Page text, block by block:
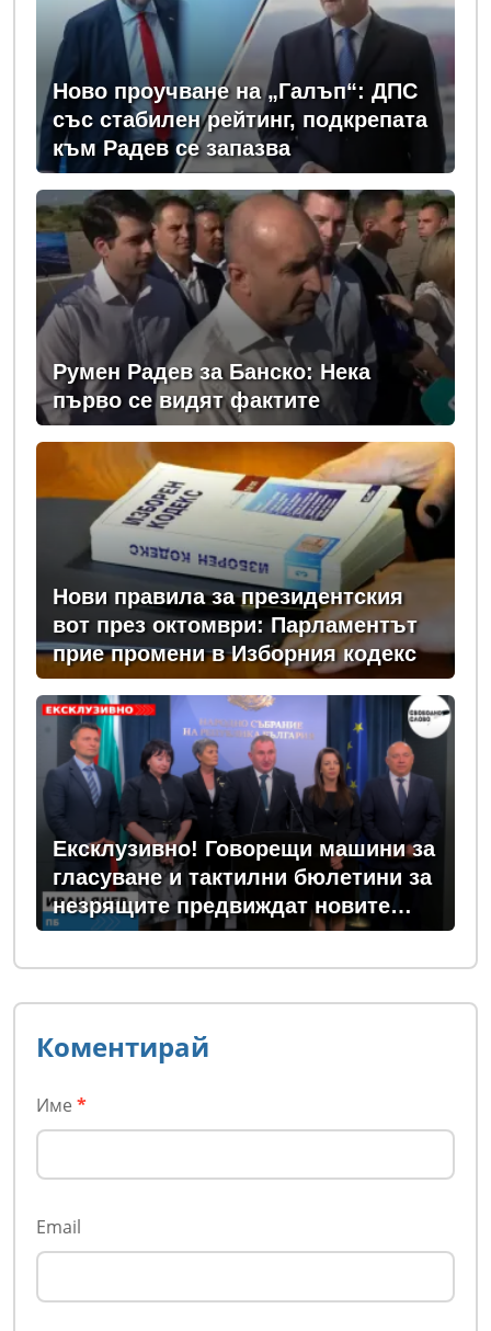
Ново проучване на „Галъп“: ДПС
със стабилен рейтинг, подкрепата
към Радев се запазва
Румен Радев за Банско: Нека
първо се видят фактите
Нови правила за президентския
вот през октомври: Парламентът
прие промени в Изборния кодекс
Ексклузивно! Говорещи машини за
гласуване и тактилни бюлетини за
незрящите предвиждат новите
изборни правила! (ВИДЕО)
Коментирай
Име *
Email